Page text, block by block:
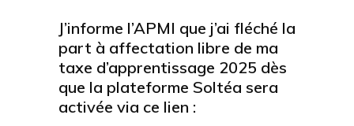
J’informe l’APMI que j’ai fléché la
part à affectation libre de ma
taxe d’apprentissage 2025 dès
que la plateforme Soltéa sera
activée via ce lien :